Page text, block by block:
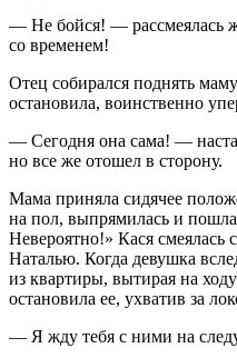
— Не бойся! —
со временем!
Отец собирался поднять
остановила, воинственно
— Сегодня она сама! —
но все же отошел в сторону.
Мама приняла сидячее
на пол, выпрямилась и
Невероятно!» Кася смеялась
Наталью. Когда девушка
из квартиры, вытирая на
остановила ее, ухватив за
— Я жду тебя с ними на